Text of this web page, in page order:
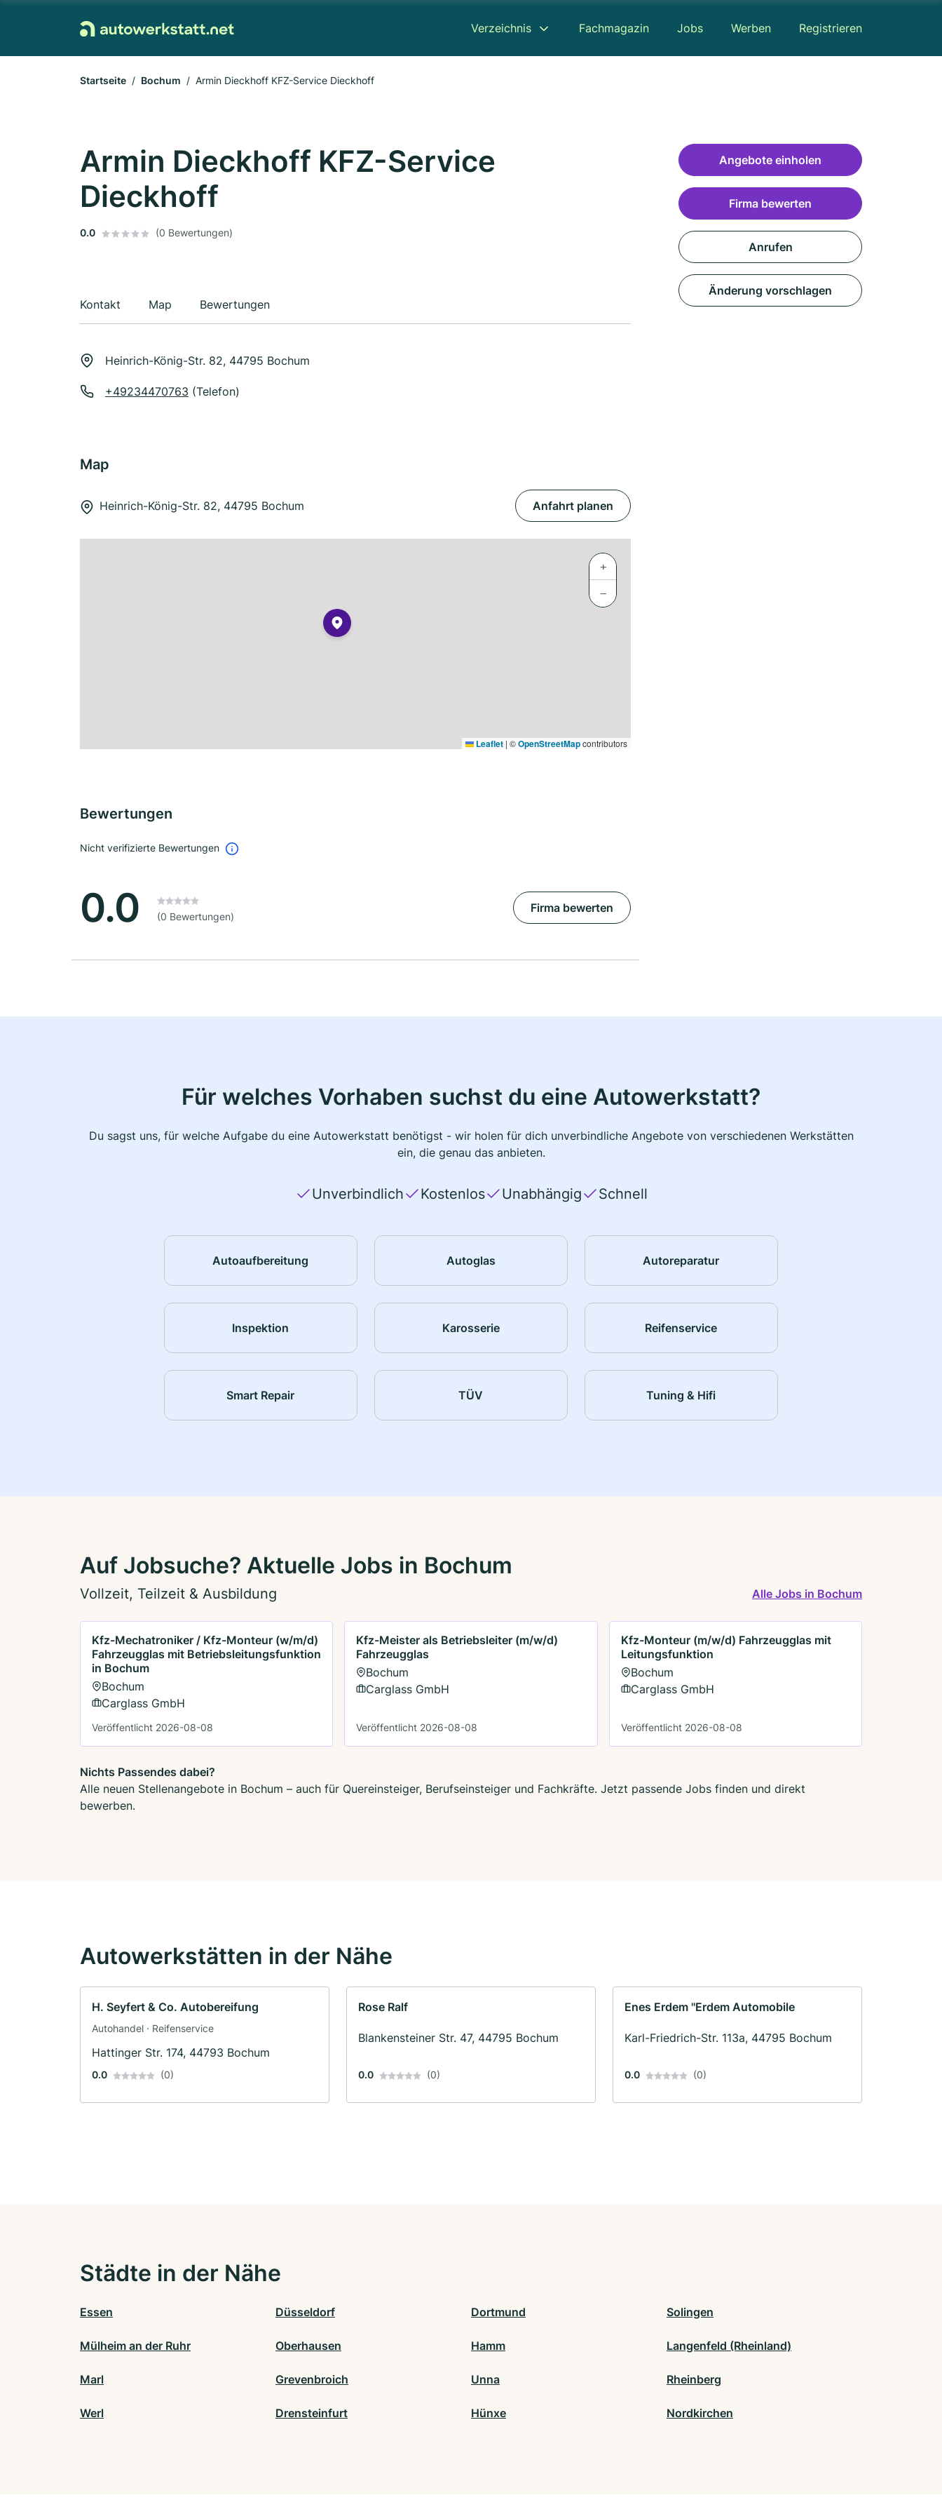
Verzeichnis Fachmagazin Jobs Werben Registrieren
Startseite Bochum Armin Dieckhoff KFZ-Service Dieckhoff
Armin Dieckhoff KFZ-Service
Dieckhoff
0.0 (0 Bewertungen)
Kontakt Map Bewertungen
Heinrich-König-Str. 82, 44795 Bochum
+49234470763 (Telefon)
Map
Heinrich-König-Str. 82, 44795 Bochum Anfahrt planen
+
−
Leaflet | ©OpenStreetMapcontributors
Bewertungen
Nicht verifizierte Bewertungen
0.0 (0 Bewertungen)
Firma bewerten
Angebote einholen
Firma bewerten
Anrufen
Änderung vorschlagen
Für welches Vorhaben suchst du eine Autowerkstatt?
Du sagst uns, für welche Aufgabe du eine Autowerkstatt benötigst - wir holen für dich unverbindliche Angebote von verschiedenen Werkstätten
ein, die genau das anbieten.
Unverbindlich Kostenlos Unabhängig Schnell
Autoaufbereitung Autoglas Autoreparatur
Inspektion Karosserie Reifenservice
Smart Repair TÜV Tuning & Hifi
Auf Jobsuche? Aktuelle Jobs in Bochum
Vollzeit, Teilzeit & Ausbildung Alle Jobs in Bochum
Kfz-Mechatroniker / Kfz-Monteur (w/m/d)
Fahrzeugglas mit Betriebsleitungsfunktion
in Bochum
Bochum
Carglass GmbH
Veröffentlicht 2026-08-08
Kfz-Meister als Betriebsleiter (m/w/d)
Fahrzeugglas
Bochum
Carglass GmbH
Veröffentlicht 2026-08-08
Kfz-Monteur (m/w/d) Fahrzeugglas mit
Leitungsfunktion
Bochum
Carglass GmbH
Veröffentlicht 2026-08-08
Nichts Passendes dabei?
Alle neuen Stellenangebote in Bochum – auch für Quereinsteiger, Berufseinsteiger und Fachkräfte. Jetzt passende Jobs finden und direkt
bewerben.
Autowerkstätten in der Nähe
H. Seyfert & Co. Autobereifung
Autohandel · Reifenservice
Hattinger Str. 174, 44793 Bochum
0.0 (0)
Rose Ralf
Blankensteiner Str. 47, 44795 Bochum
0.0 (0)
Enes Erdem ''Erdem Automobile
Karl-Friedrich-Str. 113a, 44795 Bochum
0.0 (0)
Städte in der Nähe
Essen Düsseldorf Dortmund Solingen
Mülheim an der Ruhr Oberhausen Hamm Langenfeld (Rheinland)
Marl Grevenbroich Unna Rheinberg
Werl Drensteinfurt Hünxe Nordkirchen